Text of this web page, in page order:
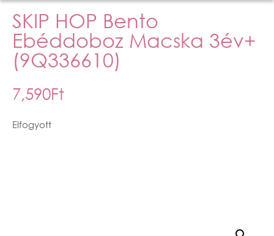
SKIP HOP Bento
Ebéddoboz Macska 3év+
(9Q336610)
7,590Ft
Elfogyott